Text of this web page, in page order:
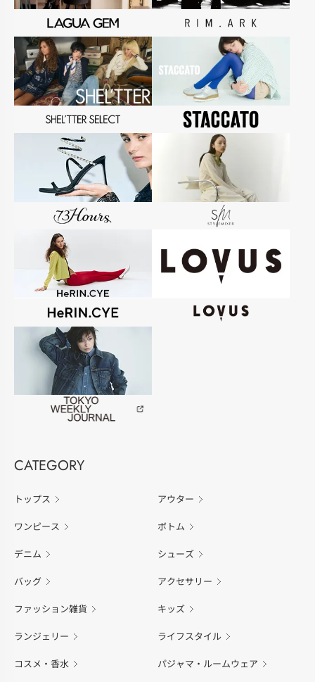
CATEGORY
トップス アウター
ワンピース ボトム
デニム シューズ
バッグ アクセサリー
ファッション雑貨 キッズ
ランジェリー ライフスタイル
コスメ・香水 パジャマ・ルームウェア